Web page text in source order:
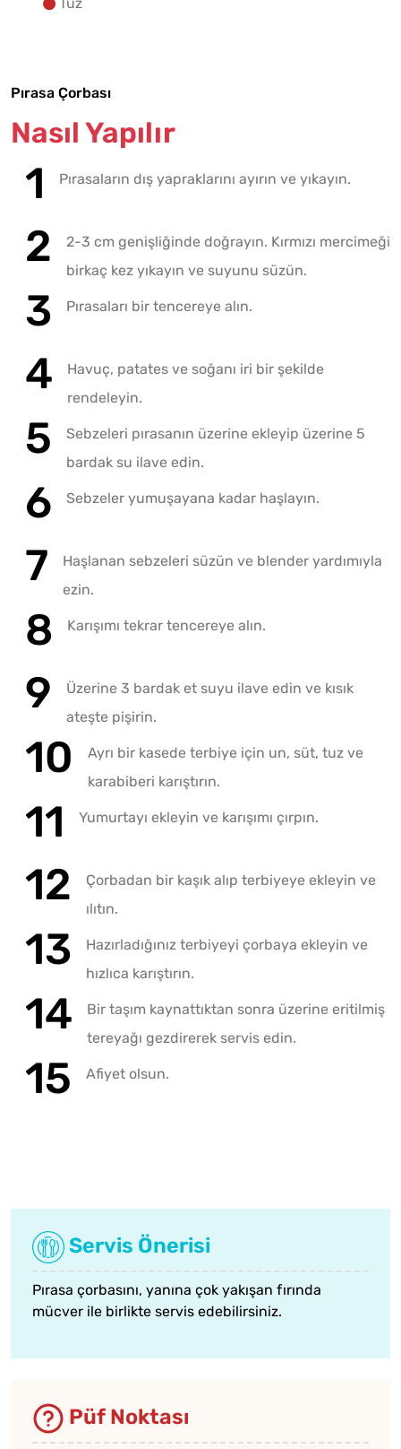
Pırasa Çorbası
Nasıl Yapılır
Pırasaların dış yapraklarını ayırın ve yıkayın.
2-3 cm genişliğinde doğrayın. Kırmızı mercimeği
birkaç kez yıkayın ve suyunu süzün.
Pırasaları bir tencereye alın.
Havuç, patates ve soğanı iri bir şekilde
rendeleyin.
Sebzeleri pırasanın üzerine ekleyip üzerine 5
bardak su ilave edin.
Sebzeler yumuşayana kadar haşlayın.
Haşlanan sebzeleri süzün ve blender yardımıyla
ezin.
Karışımı tekrar tencereye alın.
Üzerine 3 bardak et suyu ilave edin ve kısık
ateşte pişirin.
Ayrı bir kasede terbiye için un, süt, tuz ve
karabiberi karıştırın.
Yumurtayı ekleyin ve karışımı çırpın.
Çorbadan bir kaşık alıp terbiyeye ekleyin ve
ılıtın.
Hazırladığınız terbiyeyi çorbaya ekleyin ve
hızlıca karıştırın.
Bir taşım kaynattıktan sonra üzerine eritilmiş
tereyağı gezdirerek servis edin.
Afiyet olsun.
Servis Önerisi
Pırasa çorbasını, yanına çok yakışan fırında
mücver ile birlikte servis edebilirsiniz.
Püf Noktası